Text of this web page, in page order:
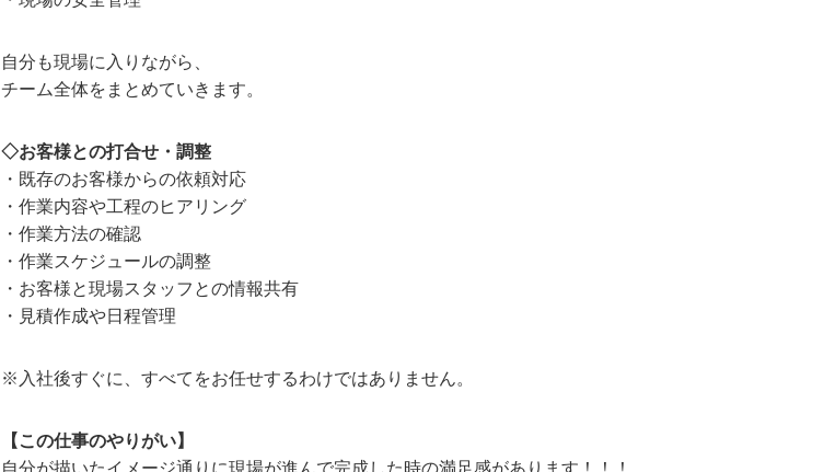
自分も現場に入りながら、
チーム全体をまとめていきます。
◇お客様との打合せ・調整
・既存のお客様からの依頼対応
・作業内容や工程のヒアリング
・作業方法の確認
・作業スケジュールの調整
・お客様と現場スタッフとの情報共有
・見積作成や日程管理
※入社後すぐに、すべてをお任せするわけではありません。
【この仕事のやりがい】